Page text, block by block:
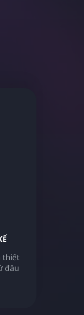
thiết
đâu